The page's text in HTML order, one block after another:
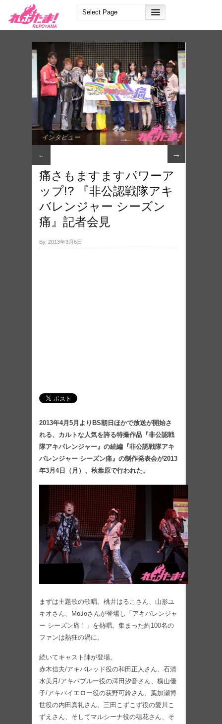
インタビュー
← →
痛さもますますパワーア
ップ!? 『非公認戦隊アキ
バレンジャー シーズン
痛』記者会見
By, 2013年3月6日
2013年4月5月よりBS朝日ほかで放送が開始さ
れる、カルトな人気を誇る特撮作品『非公認戦
隊アキバレンジャー』の続編『非公認戦隊アキ
バレンジャー シーズン痛』の制作発表会が2013
年3月4日（月）、秋葉原で行われた。
まずは主題歌の歌唱。桃井はるこさん、山形ユ
キオさん、MoJoさんが登場し「アキバレンジャ
ー シーズン痛！」を熱唱。集まった約100名の
ファンは熱狂の渦に。
続いてキャスト陣が登場。
赤木信夫/アキバレッド役の和田正人さん、石清
水美月/アキバブルー役の澤田汐音さん、横山優
子/アキバイエロー役の荻野可鈴さん、葉加瀬博
世役の内田真礼さん、三田こずこず役の愛川こ
ずえさん、そしてマルシーナ役の穂花さん、そ